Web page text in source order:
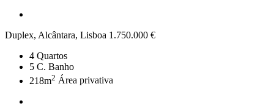
Duplex, Alcântara, Lisboa 1.750.000 €
4 Quartos
5 C. Banho
218m2 Área privativa